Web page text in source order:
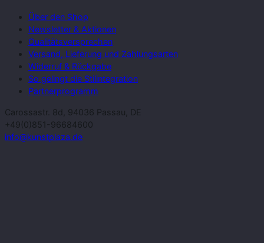
Über den Shop
Newsletter & Aktionen
Qualitätsversprechen
Versand, Lieferung und Zahlungsarten
Widerruf & Rückgabe
So gelingt die Stilintegration
Partnerprogramm
Carossastr. 8d, 94036 Passau, DE
+49(0)851-96684600
info@kunstplaza.de